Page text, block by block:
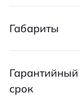
Габариты
Гарантийный
срок